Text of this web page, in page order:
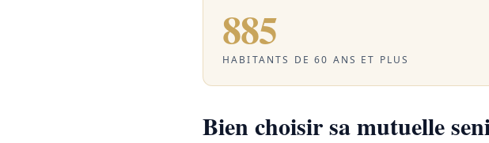
885
HABITANTS DE 60 ANS ET PLUS
Bien choisir sa mutuelle